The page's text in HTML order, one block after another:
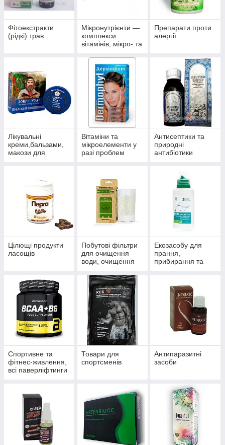
Фітоекстракти
(рідкі) трав.
Мікронутрієнти —
комплекси
вітамінів, мікро- та
Препарати проти
алергії
Лікувальні
креми,бальзами,
макози для
Вітаміни та
мікроелементи у
разі проблем
Антисептики та
природні
антибіотики
Цілющі продукти
ласощів
Побутові фільтри
для очищення
води, очищення
водопостачання й
опалення
Екозасобу для
прання,
прибирання та
Спортивне та
фітнес-живлення,
всі паверліфтинги
Товари для
спортсменів
Антипаразитні
засоби